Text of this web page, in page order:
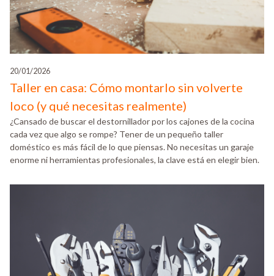
20/01/2026
Taller en casa: Cómo montarlo sin volverte
loco (y qué necesitas realmente)
¿Cansado de buscar el destornillador por los cajones de la cocina
cada vez que algo se rompe? Tener de un pequeño taller
doméstico es más fácil de lo que piensas. No necesitas un garaje
enorme ni herramientas profesionales, la clave está en elegir bien.